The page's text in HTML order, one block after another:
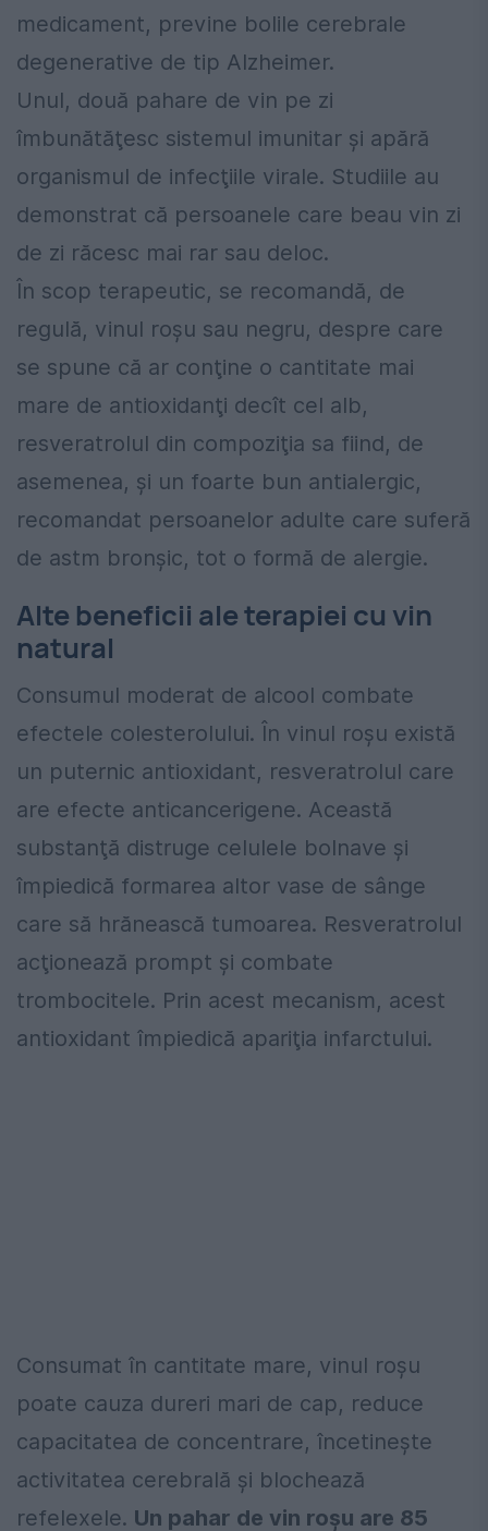
medicament, previne bolile cerebrale
degenerative de tip Alzheimer.
Unul, două pahare de vin pe zi
îmbunătăţesc sistemul imunitar şi apără
organismul de infecţiile virale. Studiile au
demonstrat că persoanele care beau vin zi
de zi răcesc mai rar sau deloc.
În scop terapeutic, se recomandă, de
regulă, vinul roşu sau negru, despre care
se spune că ar conţine o cantitate mai
mare de antioxidanţi decît cel alb,
resveratrolul din compoziţia sa fiind, de
asemenea, şi un foarte bun antialergic,
recomandat persoanelor adulte care suferă
de astm bronșic, tot o formă de alergie.
Alte beneficii ale terapiei cu vin
natural
Consumul moderat de alcool combate
efectele colesterolului. În vinul roşu există
un puternic antioxidant, resveratrolul care
are efecte anticancerigene. Această
substanţă distruge celulele bolnave şi
împiedică formarea altor vase de sânge
care să hrănească tumoarea. Resveratrolul
acţionează prompt şi combate
trombocitele. Prin acest mecanism, acest
antioxidant împiedică apariţia infarctului.
Consumat în cantitate mare, vinul roşu
poate cauza dureri mari de cap, reduce
capacitatea de concentrare, încetineşte
activitatea cerebrală şi blochează
refelexele. Un pahar de vin roşu are 85